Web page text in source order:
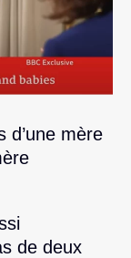
d’une mère
de deux